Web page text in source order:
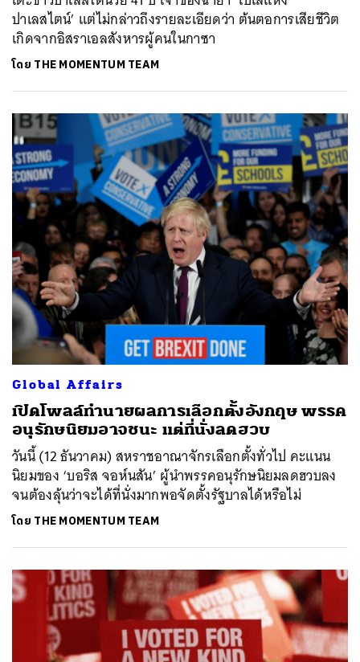
ปาเลสไตน์’ แต่ไม่กล่าวถึงรายละเอียดว่า ต้นตอการเสียชีวิต
เกิดจากอิสราเอลสังหารผู้คนในกาซา
โดย THE MOMENTUM TEAM
Global Affairs
เปิดโพลล์ทำนายผลการเลือกตั้งอังกฤษ พรรค
อนุรักษนิยมอาจชนะ แต่ที่นั่งลดฮวบ
วันนี้ (12 ธันวาคม) สหราชอาณาจักรเลือกตั้งทั่วไป คะแนน
นิยมของ ‘บอริส จอห์นสัน’ ผู้นำพรรคอนุรักษนิยมลดฮวบลง
จนต้องลุ้นว่าจะได้ที่นั่งมากพอจัดตั้งรัฐบาลได้หรือไม่
โดย THE MOMENTUM TEAM
ค้นหา
SHARE TWEET LINE